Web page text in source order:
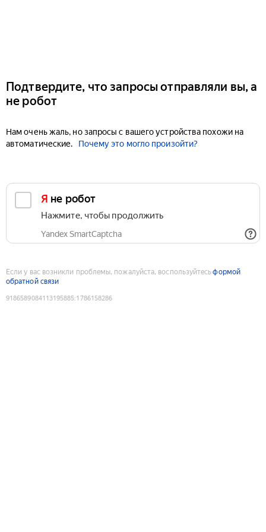
Подтвердите, что запросы отправляли вы, а
не робот
Нам очень жаль, но запросы с вашего устройства похожи на
автоматические.
Почему это могло произойти?
Я не робот
Нажмите, чтобы продолжить
Yandex SmartCaptcha
Если у вас возникли проблемы, пожалуйста, воспользуйтесьформой
обратной связи
9186589084113195885:1786158286